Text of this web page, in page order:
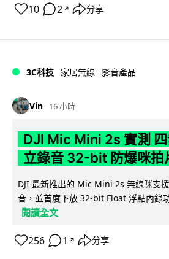
10 2 ↗ 分享
3C科技 家居無線 影音產品
Vin 16 小時
DJI Mic Mini 2s 實測
立錄音 32-bit 防爆咪拍
DJI 最新推出的 Mic Mini 2s 無線咪支
音，並首度下放 32-bit Float 浮點內錄
閱讀全文
256 1 ↗ 分享